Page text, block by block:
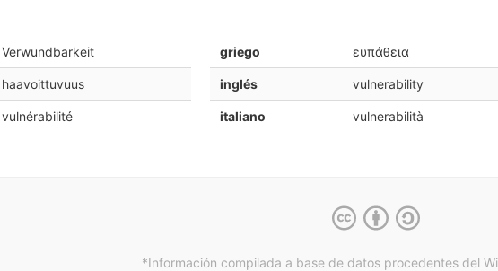
Verwundbarkeit
haavoittuvuus
vulnérabilité
griego ευπάθεια
inglés vulnerability
italiano vulnerabilità
*Información compilada a base de datos procedentes del